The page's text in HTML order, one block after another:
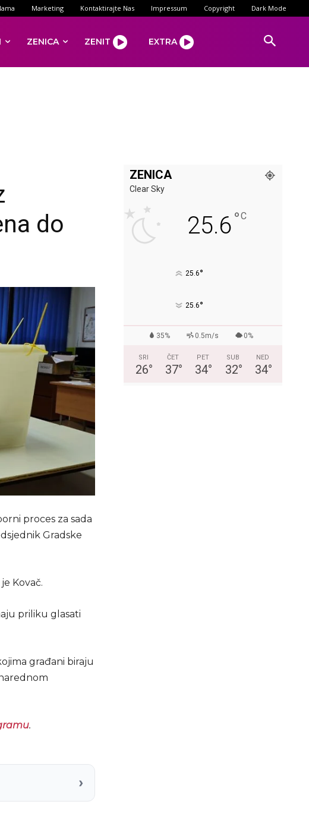
Marketing Kontaktirajte Nas Impressum Copyright Dark Mode
ZENICA ZENIT EXTRA
do
proces za sada
Gradske
Kovač.
priliku glasati
građani biraju
.
›
ZENICA
Clear Sky
25.6°C
25.6°
25.6°
35% 0.5m/s 0%
SRI
26°
ČET
37°
PET
34°
SUB
32°
NED
34°